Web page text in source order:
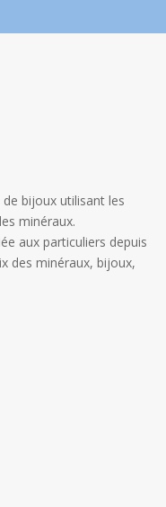
bijoux utilisant les
minéraux.
aux particuliers depuis
des minéraux, bijoux,